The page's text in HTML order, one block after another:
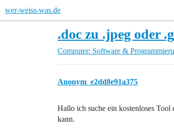
wer-weiss-was.de
.doc zu .jpeg oder
Computer: Software &
Anonym_e2dd8e91a375
Hallo ich suche ein kostenloses
kann.